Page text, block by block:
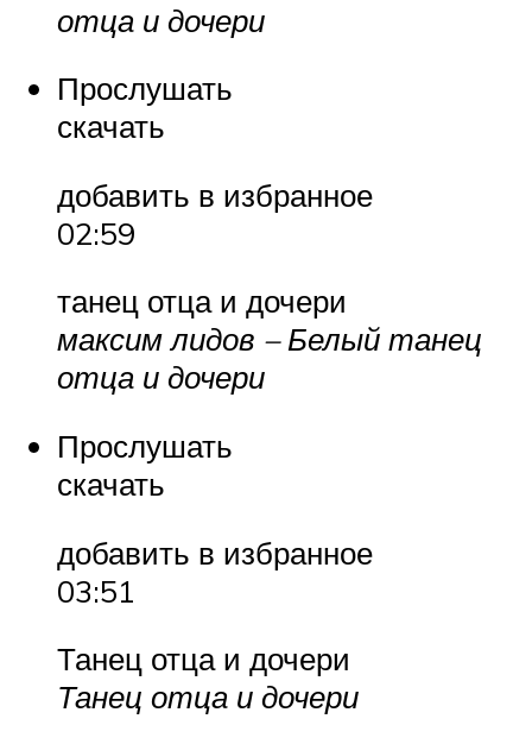
отца и дочери
Прослушать
скачать
добавить в избранное
02:59
танец отца и дочери
максим лидов – Белый танец
отца и дочери
Прослушать
скачать
добавить в избранное
03:51
Танец отца и дочери
Танец отца и дочери